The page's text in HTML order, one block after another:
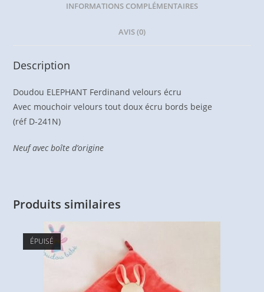
INFORMATIONS COMPLÉMENTAIRES
AVIS (0)
Description
Doudou ELEPHANT Ferdinand velours écru
Avec mouchoir velours tout doux écru bords beige
(réf D-241N)
Neuf avec boîte d’origine
Produits similaires
ÉPUISÉ